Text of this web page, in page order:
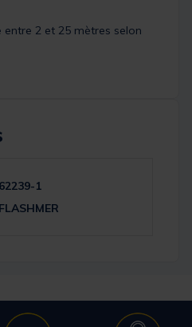
2 et 25 mètres selon
62239-1
FLASHMER